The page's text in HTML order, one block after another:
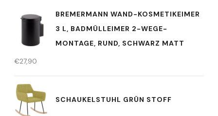
BREMERMANN WAND-KOSMETIKEIMER
3 L, BADMÜLLEIMER 2-WEGE-
MONTAGE, RUND, SCHWARZ MATT
€27,90
SCHAUKELSTUHL GRÜN STOFF